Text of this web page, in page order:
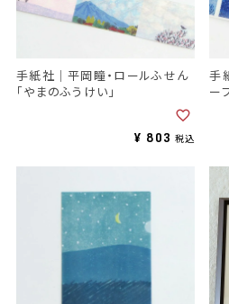
手紙社｜平岡瞳・ロールふせん
「やまのふうけい」
¥ 803 税込
手
ー